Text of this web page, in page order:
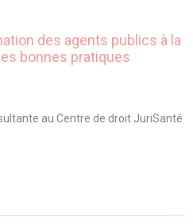
des agents publics à la
bonnes pratiques
au Centre de droit JuriSanté